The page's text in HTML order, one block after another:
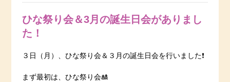
ひな祭り会＆3月の誕生日会がありまし
た！
３日（月）、ひな祭り会＆３月の誕生日会を行いました❗️
まず最初は、ひな祭り会🎎